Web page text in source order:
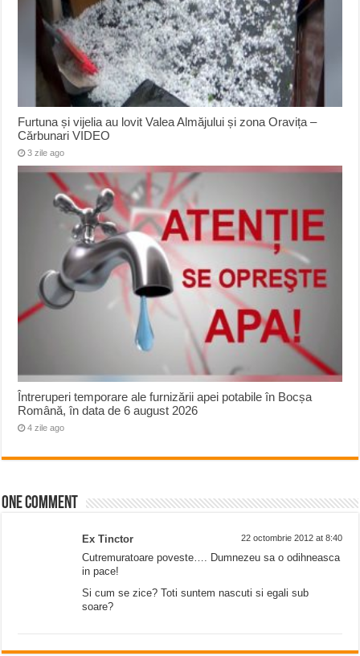
Furtuna și vijelia au lovit Valea Almăjului și zona Oravița –
Cărbunari VIDEO
3 zile ago
Întreruperi temporare ale furnizării apei potabile în Bocșa
Română, în data de 6 august 2026
4 zile ago
One comment
Ex Tinctor 22 octombrie 2012 at 8:40
Cutremuratoare poveste…. Dumnezeu sa o odihneasca
in pace!
Si cum se zice? Toti suntem nascuti si egali sub
soare?